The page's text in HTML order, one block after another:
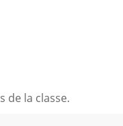
de la classe.